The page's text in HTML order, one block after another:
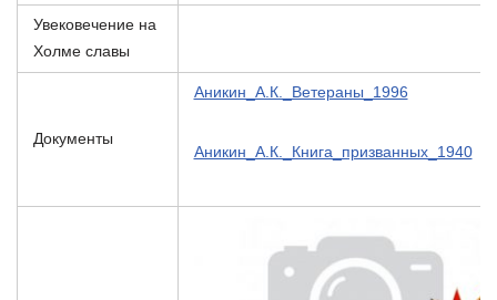
Увековечение на
Холме славы
Документы
Аникин_А.К._Ветераны_1996
Аникин_А.К._Книга_призванных_1940